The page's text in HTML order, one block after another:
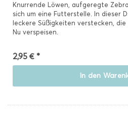
Knurrende Löwen, aufgeregte
sich um eine Futterstelle. In dieser
leckere Süßigkeiten verstecken,
Nu verspeisen.
2,95 € *
In den